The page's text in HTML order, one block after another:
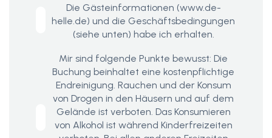
Die Gästeinformationen (www.de-
helle.de) und die Geschäftsbedingungen
(siehe unten) habe ich erhalten.
Mir sind folgende Punkte bewusst: Die
Buchung beinhaltet eine kostenpflichtige
Endreinigung. Rauchen und der Konsum
von Drogen in den Häusern und auf dem
Gelände ist verboten. Das Konsumieren
von Alkohol ist während Kinderfreizeiten